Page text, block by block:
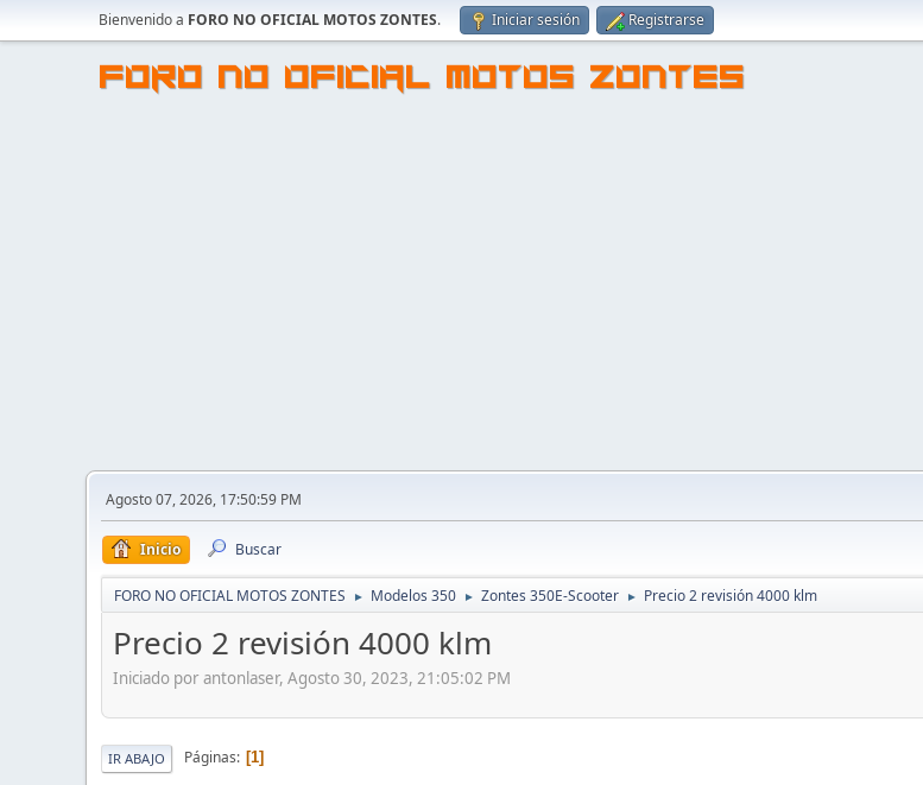
Bienvenido a FORO NO OFICIAL MOTOS ZONTES. Iniciar sesión Registrarse
FORO NO OFICIAL MOTOS ZONTES
Agosto 07, 2026, 17:50:59 PM
Inicio Buscar
FORO NO OFICIAL MOTOS ZONTES ► Modelos 350 ► Zontes 350E-Scooter ► Precio 2 revisión 4000 klm
Precio 2 revisión 4000 klm
Iniciado por antonlaser, Agosto 30, 2023, 21:05:02 PM
IR ABAJO Páginas 1